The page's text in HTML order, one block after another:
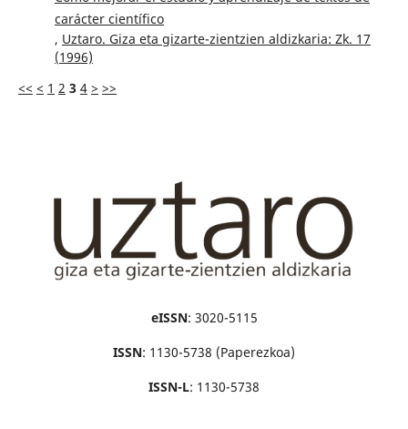
carácter científico
, Uztaro. Giza eta gizarte-zientzien aldizkaria: Zk. 17
(1996)
<< < 1 2 3 4 > >>
eISSN: 3020-5115
ISSN: 1130-5738 (Paperezkoa)
ISSN-L: 1130-5738